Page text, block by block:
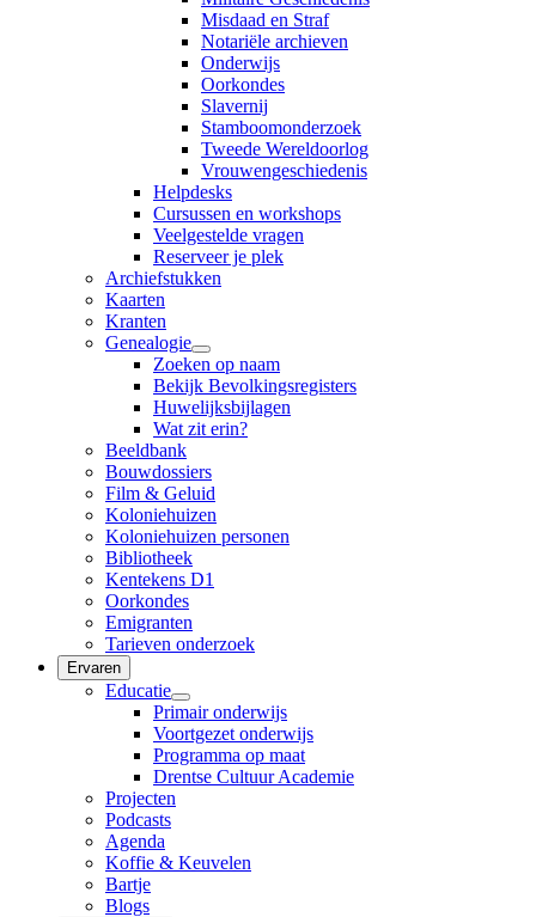
Misdaad en Straf
Notariële archieven
Onderwijs
Oorkondes
Slavernij
Stamboomonderzoek
Tweede Wereldoorlog
Vrouwengeschiedenis
Helpdesks
Cursussen en workshops
Veelgestelde vragen
Reserveer je plek
Archiefstukken
Kaarten
Kranten
Genealogie
Zoeken op naam
Bekijk Bevolkingsregisters
Huwelijksbijlagen
Wat zit erin?
Beeldbank
Bouwdossiers
Film & Geluid
Koloniehuizen
Koloniehuizen personen
Bibliotheek
Kentekens D1
Oorkondes
Emigranten
Tarieven onderzoek
Ervaren
Educatie
Primair onderwijs
Voortgezet onderwijs
Programma op maat
Drentse Cultuur Academie
Projecten
Podcasts
Agenda
Koffie & Keuvelen
Bartje
Blogs